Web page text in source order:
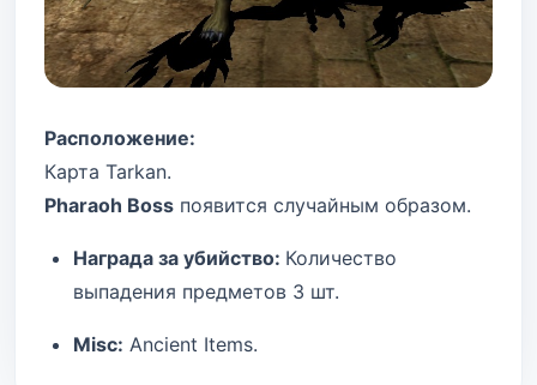
Расположение:
Карта Tarkan.
Pharaoh Boss появится случайным образом.
Награда за убийство: Количество
выпадения предметов 3 шт.
Misc: Ancient Items.